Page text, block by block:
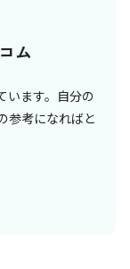
ム
います。自分の
参考になればと